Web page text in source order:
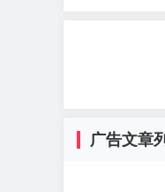
广告文章